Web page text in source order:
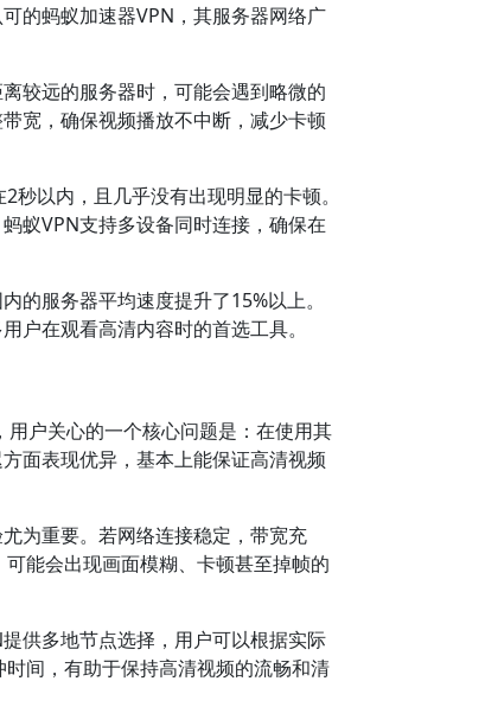
的蚂蚁加速器VPN，其服务器网络广
较远的服务器时，可能会遇到略微的
宽，确保视频播放不中断，减少卡顿
以内，且几乎没有出现明显的卡顿。
蚁VPN支持多设备同时连接，确保在
的服务器平均速度提升了15%以上。
户在观看高清内容时的首选工具。
户关心的一个核心问题是：在使用其
面表现优异，基本上能保证高清视频
为重要。若网络连接稳定，带宽充
能会出现画面模糊、卡顿甚至掉帧的
供多地节点选择，用户可以根据实际
间，有助于保持高清视频的流畅和清